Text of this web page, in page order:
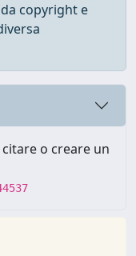
copyright e
o creare un